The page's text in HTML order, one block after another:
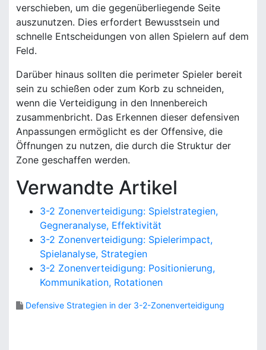
verschieben, um die gegenüberliegende Seite
auszunutzen. Dies erfordert Bewusstsein und
schnelle Entscheidungen von allen Spielern auf dem
Feld.
Darüber hinaus sollten die perimeter Spieler bereit
sein zu schießen oder zum Korb zu schneiden,
wenn die Verteidigung in den Innenbereich
zusammenbricht. Das Erkennen dieser defensiven
Anpassungen ermöglicht es der Offensive, die
Öffnungen zu nutzen, die durch die Struktur der
Zone geschaffen werden.
Verwandte Artikel
3-2 Zonenverteidigung: Spielstrategien,
Gegneranalyse, Effektivität
3-2 Zonenverteidigung: Spielerimpact,
Spielanalyse, Strategien
3-2 Zonenverteidigung: Positionierung,
Kommunikation, Rotationen
Defensive Strategien in der 3-2-Zonenverteidigung